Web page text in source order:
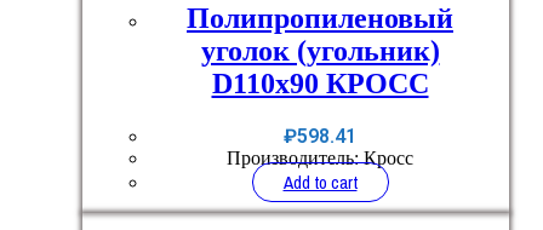
Полипропиленовый
уголок (угольник)
D110x90 КРОСС
₽598.41
Производитель: Кросс
Add to cart